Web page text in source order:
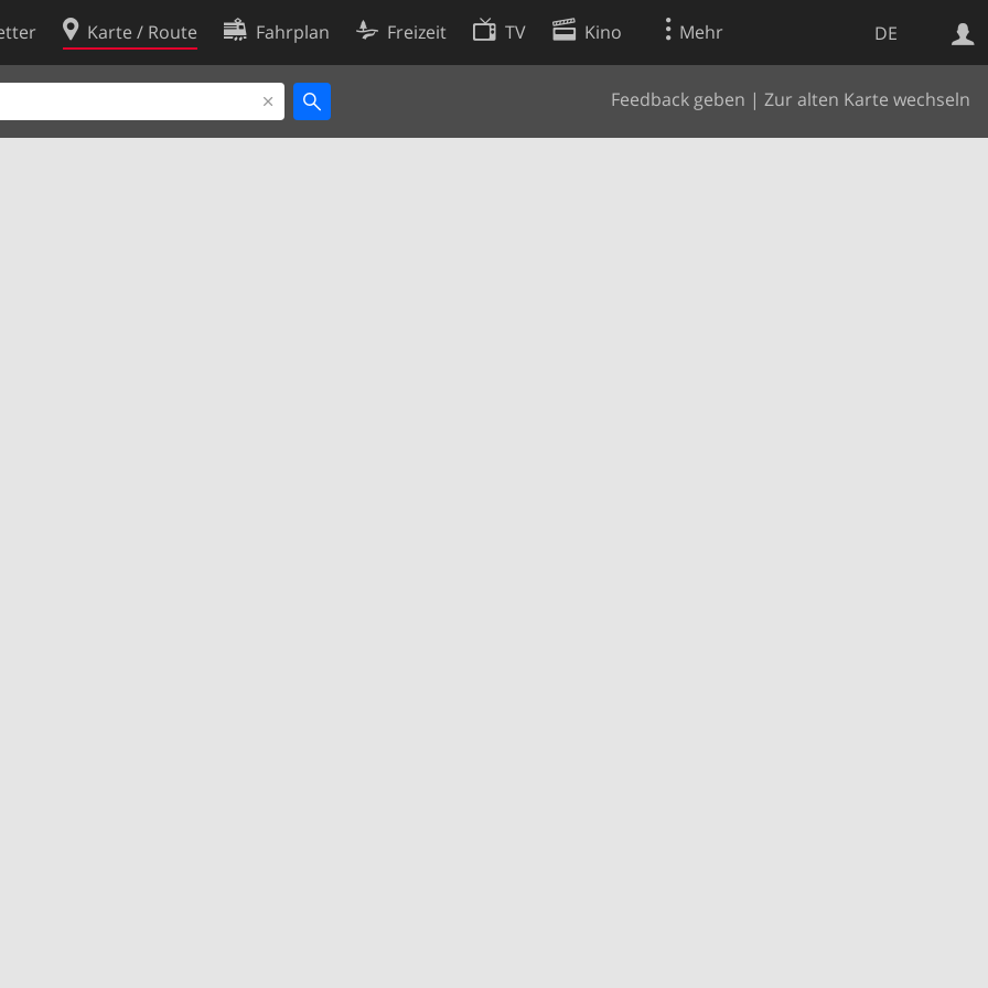
DE
Karte / Route Fahrplan Freizeit TV Kino Mehr
Feedback geben | Zur alten Karte wechseln
Websuche
Cookie-Richtlinie
Cookie-Einstellungen